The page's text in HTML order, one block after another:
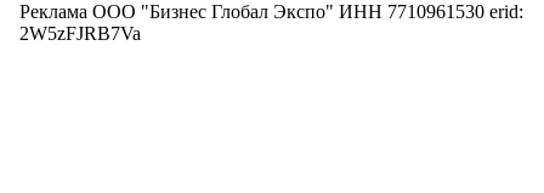
Реклама ООО "Бизнес Глобал Экспо" ИНН 7710961530 erid:
2W5zFJRB7Va